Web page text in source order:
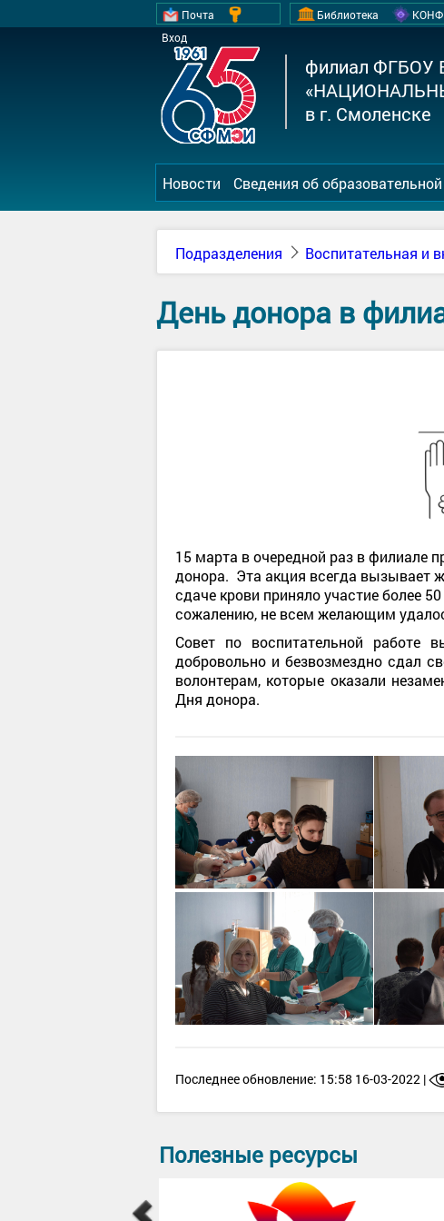
Почта
Вход
Библиотека КОНФ
филиал ФГБОУ
в г. Смоленске
Новости Сведения об
Подразделения Воспитательная и
День донора в
15 марта в очередной раз в филиале
донора. Эта акция всегда вызывает
сдаче крови приняло участие более
сожалению, не всем желающим
Совет по воспитательной работе
добровольно и безвозмездно сдал
волонтерам, которые оказали
Дня донора.
Последнее обновление: 15:58 16-03-2022 |
Полезные ресурсы